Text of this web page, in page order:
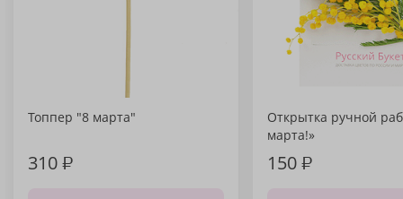
Топпер "8 марта"
310₽
Открытка ручной
марта!»
150₽